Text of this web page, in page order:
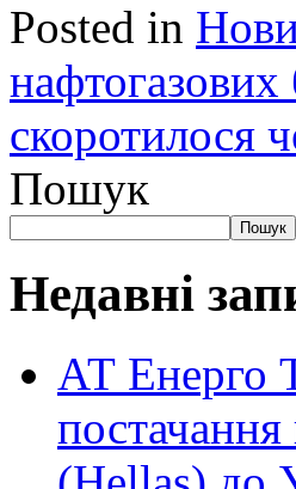
Posted in
нафтогазових
скоротилося
Пошук
Пошук
Недавні
АТ Енерго